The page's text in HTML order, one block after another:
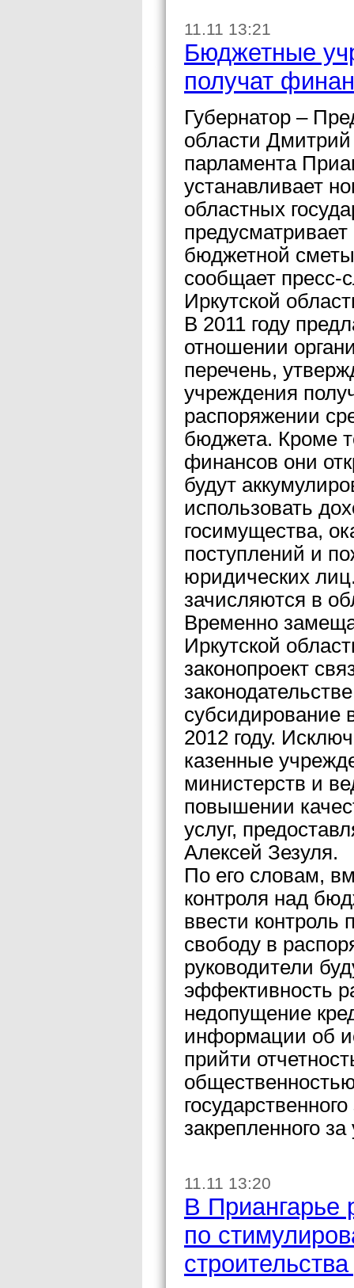
11.11 13:21
Бюджетные
получат
Губернатор –
области
парламента
устанавливает
областных
бюджетной
сообщает пресс-
Иркутской
В 2011 году
отношении
перечень,
учреждения
распоряжении
бюджета. Кроме
финансов они
будут
использовать
госимущества,
поступлений и
юридических
зачисляются в
Временно
Иркутской
законопроект
субсидирование
2012 году.
казенные
министерств и
повышении
услуг,
Алексей Зезуля.
По его словам,
контроля над
ввести контроль
свободу в
руководители
эффективность
недопущение
информации об
прийти
закрепленного
11.11 13:20
В Приангарье
по